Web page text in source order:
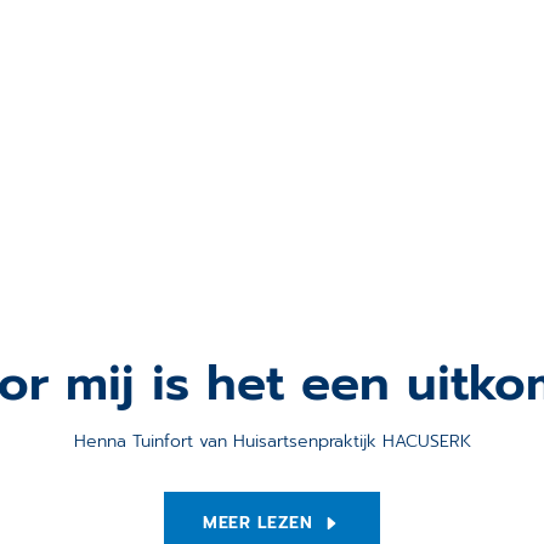
mij is het een
Henna Tuinfort van Huisartsenpraktijk HACUSERK
MEER LEZEN